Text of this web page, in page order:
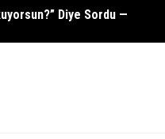
Diye Sordu —